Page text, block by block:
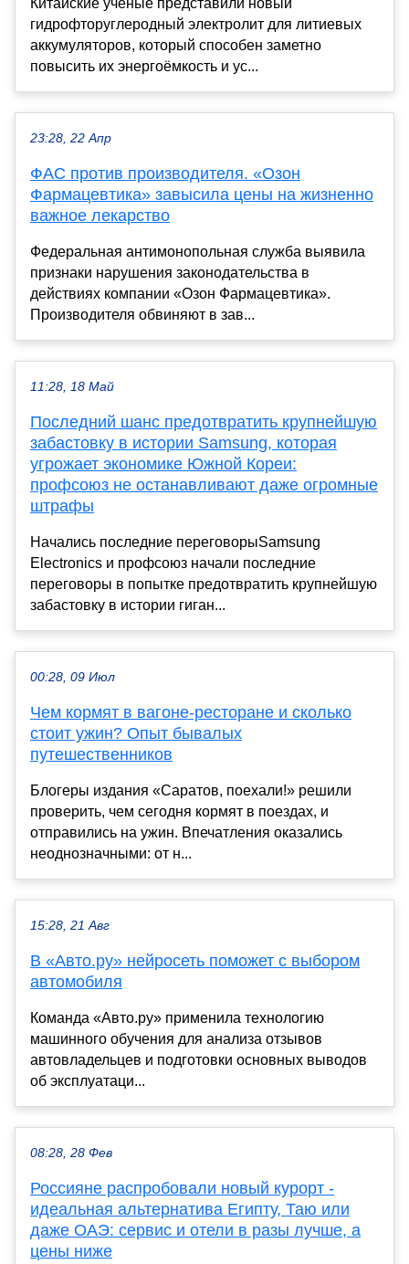
гидрофторуглеродный электролит для литиевых
аккумуляторов, который способен заметно
повысить их энергоёмкость и ус...
23:28, 22 Апр
ФАС против производителя. «Озон
Фармацевтика» завысила цены на жизненно
важное лекарство
Федеральная антимонопольная служба выявила
признаки нарушения законодательства в
действиях компании «Озон Фармацевтика».
Производителя обвиняют в зав...
11:28, 18 Май
Последний шанс предотвратить крупнейшую
забастовку в истории Samsung, которая
угрожает экономике Южной Кореи:
профсоюз не останавливают даже огромные
штрафы
Начались последние переговорыSamsung
Electronics и профсоюз начали последние
переговоры в попытке предотвратить крупнейшую
забастовку в истории гиган...
00:28, 09 Июл
Чем кормят в вагоне-ресторане и сколько
стоит ужин? Опыт бывалых
путешественников
Блогеры издания «Саратов, поехали!» решили
проверить, чем сегодня кормят в поездах, и
отправились на ужин. Впечатления оказались
неоднозначными: от н...
15:28, 21 Авг
В «Авто.ру» нейросеть поможет с выбором
автомобиля
Команда «Авто.ру» применила технологию
машинного обучения для анализа отзывов
автовладельцев и подготовки основных выводов
об эксплуатаци...
08:28, 28 Фев
Россияне распробовали новый курорт -
идеальная альтернатива Египту, Таю или
даже ОАЭ: сервис и отели в разы лучше, а
цены ниже